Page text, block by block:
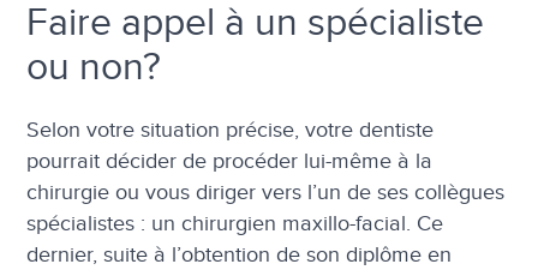
Faire appel à un spécialiste
ou non?
Selon votre situation précise, votre dentiste
pourrait décider de procéder lui-même à la
chirurgie ou vous diriger vers l’un de ses collègues
spécialistes : un chirurgien maxillo-facial. Ce
dernier, suite à l’obtention de son diplôme en